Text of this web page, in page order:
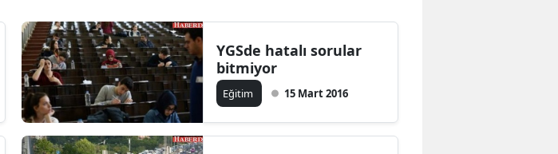
YGSde hatalı sorular
bitmiyor
Eğitim 15 Mart 2016